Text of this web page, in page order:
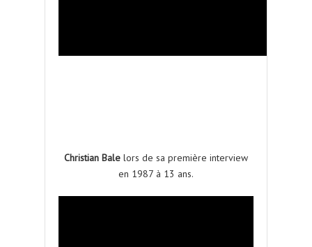
Christian Bale lors de sa première interview
en 1987 à 13 ans.